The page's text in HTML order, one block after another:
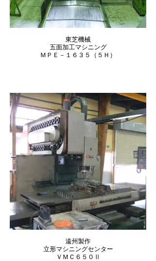
東芝機械
五面加工マシニング
ＭＰＥ－１６３５（５Ｈ）
遠州製作
立形マシニングセンター
ＶＭＣ６５０Ⅱ